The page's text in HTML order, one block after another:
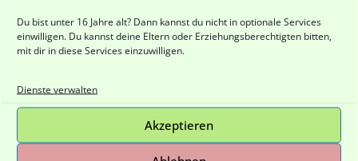
Du bist unter 16 Jahre alt? Dann kannst du nicht in optionale Services
einwilligen. Du kannst deine Eltern oder Erziehungsberechtigten bitten,
mit dir in diese Services einzuwilligen.
Dienste verwalten
Akzeptieren